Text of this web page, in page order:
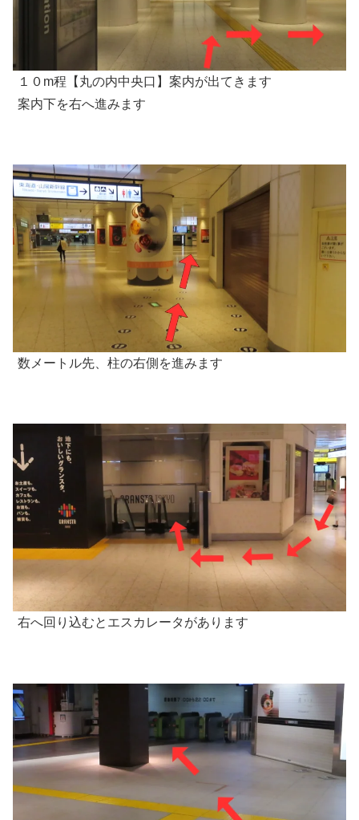
１０m程【丸の内中央口】案内が出てきます
案内下を右へ進みます
数メートル先、柱の右側を進みます
右へ回り込むとエスカレータがあります